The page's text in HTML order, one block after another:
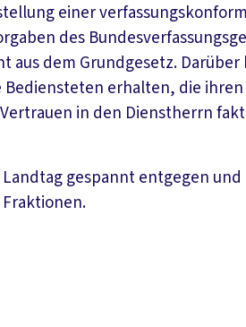
einer
des
aus dem Grundgesetz.
erhalten, die
in den Dienstherrn
gespannt entgegen